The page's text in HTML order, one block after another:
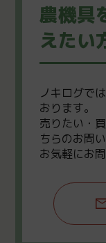
農機具
えたい
ノキログで
おります。
売りたい・
ちらのお問
お気軽にお